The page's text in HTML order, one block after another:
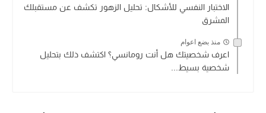
الاختبار النفسي للأشكال: تحليل الزهور تكشف عن مستقبلك
المشرق
منذ بضع اعوام
اعرف شخصيتك هل أنت رومانسي؟ اكتشف ذلك بتحليل
شخصية بسيط...